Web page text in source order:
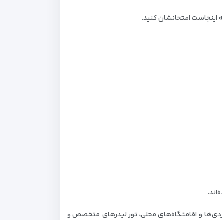
امتحانشان کنید.
و اقامتگاه‌های محلی، تور لیدرهای متخصص و